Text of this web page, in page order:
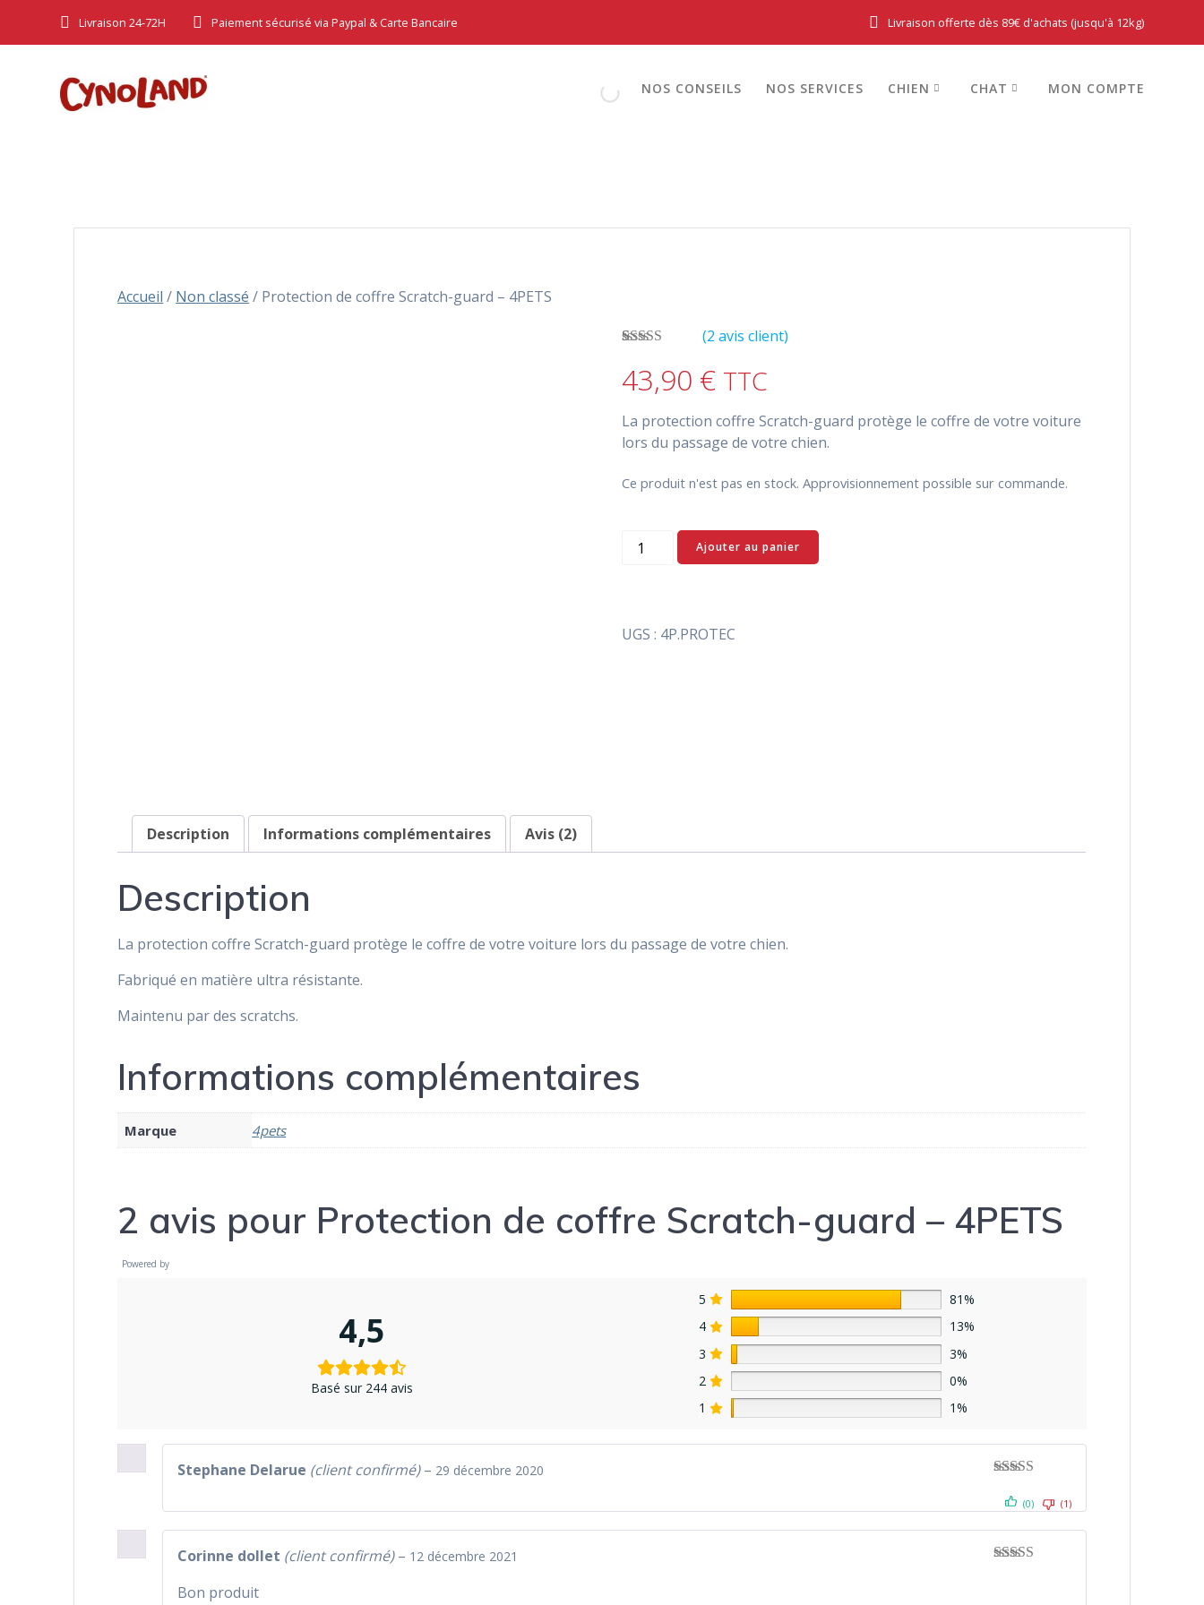
Livraison 24-72H Paiement sécurisé via Paypal & Carte Bancaire Livraison offerte dès 89€ d'achats (jusqu'à 12kg)
NOS CONSEILS NOS SERVICES CHIEN CHAT MON COMPTE
Accueil / Non classé / Protection de coffre Scratch-guard – 4PETS
sur 5 basé
sur
client
(2 avis client)
43,90 € TTC
La protection coffre Scratch-guard protège le coffre de votre voiture
lors du passage de votre chien.
Ce produit n'est pas en stock. Approvisionnement possible sur commande.
quantité
coffre
Ajouter au panier
UGS : 4P.PROTEC
Description Informations complémentaires Avis (2)
Description
La protection coffre Scratch-guard protège le coffre de votre voiture lors du passage de votre chien.
Fabriqué en matière ultra résistante.
Maintenu par des scratchs.
Informations complémentaires
Marque 4pets
2 avis pour Protection de coffre Scratch-guard – 4PETS
Powered by
4,5
Basé sur 244 avis
5
81%
4
13%
3
3%
2
0%
1
1%
Stephane Delarue (client confirmé) – 29 décembre 2020
(0) (1)
Corinne dollet (client confirmé) – 12 décembre 2021
Bon produit